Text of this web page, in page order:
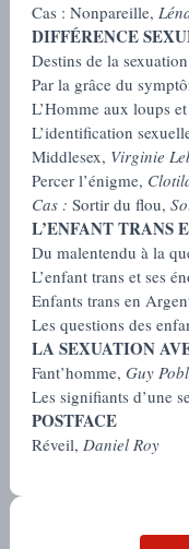
Cas : Nonpareille,
DIFFÉRENCE
Destins de la sexuation
Par la grâce du
L’Homme aux loups
L’identification
Middlesex, Virginie
Percer l’énigme,
Cas : Sortir du flou,
L’ENFANT TRANS
Du malentendu à la
L’enfant trans et ses
Enfants trans en
Les questions des
LA SEXUATION
Fant’homme, Guy
Les signifiants d’une
POSTFACE
Réveil, Daniel Roy